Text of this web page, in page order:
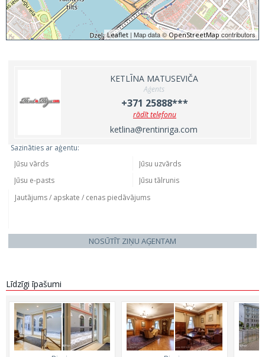
Leaflet | Map data ©OpenStreetMapcontributors
KETLĪNA MATUSEVIČA
Aģents
+371 25888***
rādīt telefonu
ketlina@rentinriga.com
Sazināties ar aģentu:
NOSŪTĪT ZIŅU AĢENTAM
Līdzīgi īpašumi